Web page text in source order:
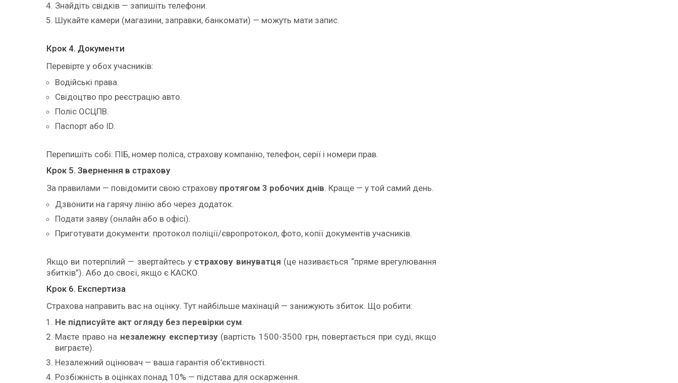
Знайдіть свідків — запишіть телефони.
Шукайте камери (магазини, заправки, банкомати) — можуть мати запис.
Крок 4. Документи
Перевірте у обох учасників:
Водійські права.
Свідоцтво про реєстрацію авто.
Поліс ОСЦПВ.
Паспорт або ID.
Перепишіть собі: ПІБ, номер поліса, страхову компанію, телефон, серії і номери прав.
Крок 5. Звернення в страхову
За правилами — повідомити свою страхову протягом 3 робочих днів. Краще — у той самий день.
Дзвонити на гарячу лінію або через додаток.
Подати заяву (онлайн або в офісі).
Приготувати документи: протокол поліції/європротокол, фото, копії документів учасників.
Якщо ви потерпілий — звертайтесь у страхову винуватця (це називається “пряме врегулювання
збитків”). Або до своєї, якщо є КАСКО.
Крок 6. Експертиза
Страхова направить вас на оцінку. Тут найбільше махінацій — занижують збиток. Що робити:
Не підписуйте акт огляду без перевірки сум.
Маєте право на незалежну експертизу(вартість 1500-3500 грн, повертається при суді, якщо
виграєте).
Незалежний оцінювач — ваша гарантія об’єктивності.
Розбіжність в оцінках понад 10% — підстава для оскарження.